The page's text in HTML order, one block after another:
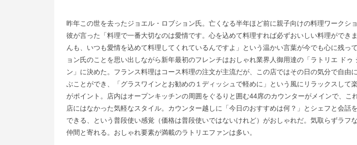
昨年この世を去ったジョエル・ロブション氏。亡くなる半年ほど前に親子向けの料理ワークシ
彼が言った「料理で一番大切なのは愛情です。心を込めて料理すれば必ずおいしい料理ができ
んも、いつも愛情を込めて料理してくれているんですよ」という温かい言葉が今でも心に残っ
ョン氏のことを思い出しながら新年最初のフレンチはおしゃれ業界人御用達の「ラトリエ ドゥ
ン」に決めた。フランス料理はコース料理の注文が主流だが、この店ではその日の気分で自由
ぶことができ、「グラスワインとお勧めの１ディッシュで軽めに」という風にリラックスして
がポイント。店内はオープンキッチンの周囲をぐるりと囲む44席のカウンターがメインで、こ
店にはなかった気軽なスタイル。カウンター越しに「今日のおすすめは何？」とシェフと会話
できる、という普段使い感覚（価格は普段使いではないけれど）がおしゃれだ。気取らずラフ
仲間と寄れる。おしゃれ要素が満載のラトリエファンは多い。